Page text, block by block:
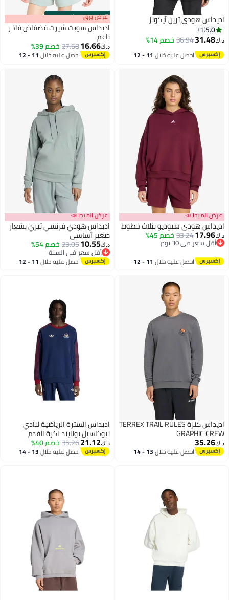
اديداس هودي ترين آيكونز
5.0
1
د.ك‏31.48
36.94خصم 14%
احصل عليه خلال 11 - 12
00m:00s
·باقي 100%
9
عرض برق
اديداس سويت شيرت فضفاض فاخر
ناعم
د.ك‏16.66
27.68خصم 39%
احصل عليه خلال 11 - 12
عرض الميجا 📣
اديداس هودي ستوديو بثلاث خطوط
د.ك‏17.96
33.24خصم 45%
أقل سعر في 30 يوم
أقل سعر في 30 يوم
احصل عليه خلال 11 - 12
4
عرض الميجا 📣
اديداس هودي فرنسي تيري بشعار
صغير أساسي
د.ك‏10.55
23.05خصم 54%
أقل سعر في السنة
أقل سعر في السنة
احصل عليه خلال 11 - 12
اديداس كنزة TERREX TRAIL RULES
GRAPHIC CREW
د.ك‏35.26
احصل عليه خلال 13 - 14
اديداس السترة الرياضية لنادي
نيوكاسيل يونايتد لكرة القدم
Newcastle United FC OG Crew
د.ك‏21.12
35.26خصم 40%
احصل عليه خلال 13 - 14